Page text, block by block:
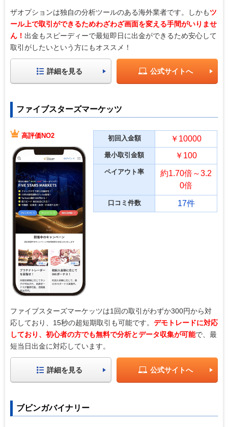
ザオプションは独自の分析ツールのある海外業者です。しかもツ
ール上で取引ができるためわざわざ画面を変える手間がいりませ
ん！ 出金もスピーディーで最短即日に出金ができるため安心して
取引がしたいという方にもオススメ！
詳細を見る 公式サイトへ
ファイブスターズマーケッツ
高評価NO2 初回入金額 ￥10000
最小取引金額 ￥100
ペイアウト率
約1.70倍～3.2
0倍
口コミ件数 17件
ファイブスターズマーケッツは1回の取引がわずか300円から対
応しており、15秒の超短期取引も可能です。 デモトレードに対応
しており、初心者の方でも無料で分析とデータ収集が可能で、最
短当日出金に対応しています。
詳細を見る 公式サイトへ
ブビンガバイナリー